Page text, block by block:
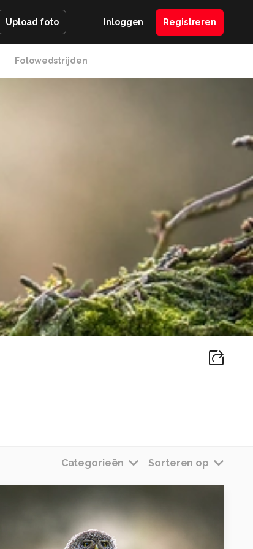
Upload foto Inloggen Registreren
Fotowedstrijden
Categorieën Sorteren op